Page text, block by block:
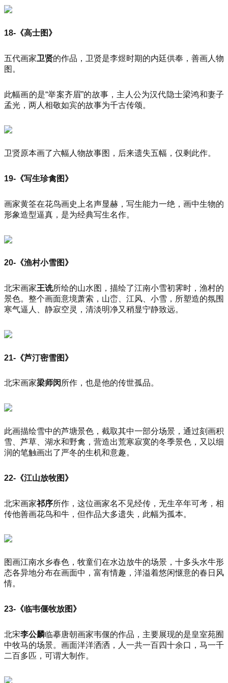
18-《高士图》
五代画家卫贤的作品，卫贤是李煜时期的内廷供奉，善画人物
图。
此幅画的是“举案齐眉”的故事，主人公为汉代隐士梁鸿和妻子
孟光，两人相敬如宾的故事为千古传颂。
卫贤原本画了六幅人物故事图，后来遗失五幅，仅剩此作。
19-《写生珍禽图》
画家黄筌在花鸟画史上名声显赫，写生能力一绝，画中生物的
形象造型逼真，是为经典写生名作。
20-《渔村小雪图》
北宋画家王诜所绘的山水图，描绘了江南小雪初霁时，渔村的
景色。整个画面意境萧索，山峦、江风、小雪，所塑造的氛围
寒气逼人、静寂空灵，清淡明净又稍显宁静致远。
21-《芦汀密雪图》
北宋画家梁师闵所作，也是他的传世孤品。
此画描绘雪中的芦塘景色，截取其中一部分场景，通过刻画积
雪、芦草、湖水和野禽，营造出荒寒寂寞的冬季景色，又以细
润的笔触画出了严冬的生机和意趣。
22-《江山放牧图》
北宋画家祁序所作，这位画家名不见经传，无生卒年可考，相
传他善画花鸟和牛，但作品大多遗失，此幅为孤本。
图画江南水乡春色，牧童们在水边放牛的场景，十多头水牛形
态各异地分布在画面中，富有情趣，洋溢着悠闲惬意的春日风
情。
23-《临韦偃牧放图》
北宋李公麟临摹唐朝画家韦偃的作品，主要展现的是皇室苑囿
中牧马的场景。画面洋洋洒洒，人一共一百四十余口，马一千
二百多匹，可谓大制作。